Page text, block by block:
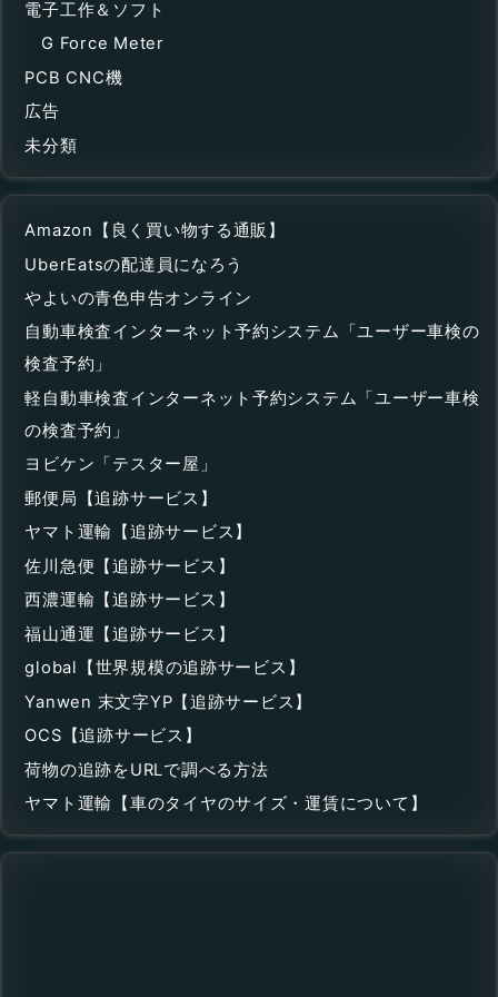
電子工作＆ソフト
G Force Meter
PCB CNC機
広告
未分類
Amazon【良く買い物する通販】
UberEatsの配達員になろう
やよいの青色申告オンライン
自動車検査インターネット予約システム「ユーザー車検の
検査予約」
軽自動車検査インターネット予約システム「ユーザー車検
の検査予約」
ヨビケン「テスター屋」
郵便局【追跡サービス】
ヤマト運輸【追跡サービス】
佐川急便【追跡サービス】
西濃運輸【追跡サービス】
福山通運【追跡サービス】
global【世界規模の追跡サービス】
Yanwen 末文字YP【追跡サービス】
OCS【追跡サービス】
荷物の追跡をURLで調べる方法
ヤマト運輸【車のタイヤのサイズ・運賃について】